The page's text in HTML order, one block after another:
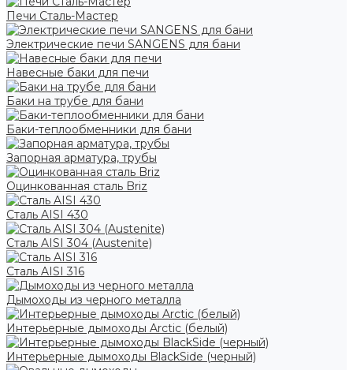
Печи Сталь-Мастер
Электрические печи SANGENS для бани
Навесные баки для печи
Баки на трубе для бани
Баки-теплообменники для бани
Запорная арматура, трубы
Оцинкованная сталь Briz
Сталь AISI 430
Сталь AISI 304 (Austenite)
Сталь AISI 316
Дымоходы из черного металла
Интерьерные дымоходы Arctic (белый)
Интерьерные дымоходы BlackSide (черный)